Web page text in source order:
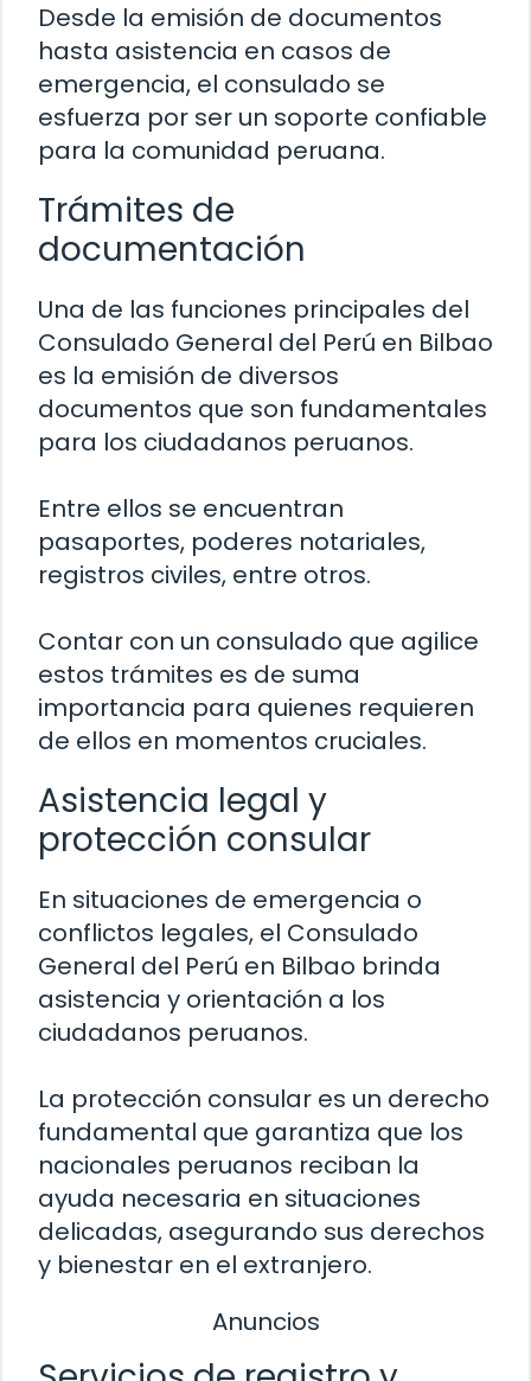
Desde la emisión de documentos
hasta asistencia en casos de
emergencia, el consulado se
esfuerza por ser un soporte confiable
para la comunidad peruana.
Trámites de
documentación
Una de las funciones principales del
Consulado General del Perú en Bilbao
es la emisión de diversos
documentos que son fundamentales
para los ciudadanos peruanos.
Entre ellos se encuentran
pasaportes, poderes notariales,
registros civiles, entre otros.
Contar con un consulado que agilice
estos trámites es de suma
importancia para quienes requieren
de ellos en momentos cruciales.
Asistencia legal y
protección consular
En situaciones de emergencia o
conflictos legales, el Consulado
General del Perú en Bilbao brinda
asistencia y orientación a los
ciudadanos peruanos.
La protección consular es un derecho
fundamental que garantiza que los
nacionales peruanos reciban la
ayuda necesaria en situaciones
delicadas, asegurando sus derechos
y bienestar en el extranjero.
Anuncios